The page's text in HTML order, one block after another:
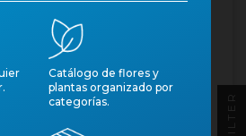
ANTHURIUM M12
Catálogo de flores y
plantas organizado por
categorías.
FILTER